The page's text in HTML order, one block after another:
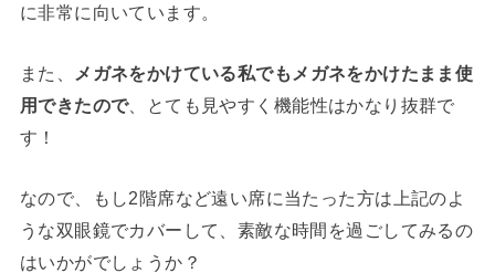
に非常に向いています。
また、
メガネをかけている私でもメガネをかけたまま使
用できたので、とても見やすく機能性はかなり抜群で
す！
なので、もし2階席など遠い席に当たった方は上記のよ
うな双眼鏡でカバーして、素敵な時間を過ごしてみるの
はいかがでしょうか？